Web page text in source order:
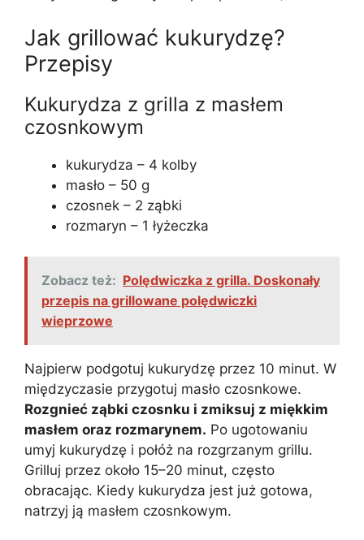
Jak grillować kukurydzę?
Przepisy
Kukurydza z grilla z masłem
czosnkowym
kukurydza – 4 kolby
masło – 50 g
czosnek – 2 ząbki
rozmaryn – 1 łyżeczka
Zobacz też: Polędwiczka z grilla. Doskonały
przepis na grillowane polędwiczki
wieprzowe
Najpierw podgotuj kukurydzę przez 10 minut. W
międzyczasie przygotuj masło czosnkowe.
Rozgnieć ząbki czosnku i zmiksuj z miękkim
masłem oraz rozmarynem. Po ugotowaniu
umyj kukurydzę i połóż na rozgrzanym grillu.
Grilluj przez około 15–20 minut, często
obracając. Kiedy kukurydza jest już gotowa,
natrzyj ją masłem czosnkowym.